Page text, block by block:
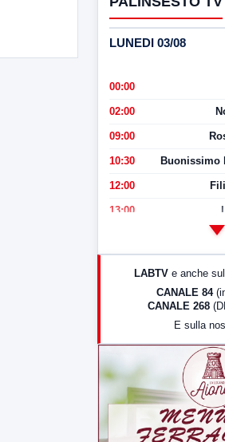
LUNEDI 03/08
00:00
02:00
09:00
10:30 Buonissimo
12:00
13:00
LABTV e anche
CANALE 84
CANALE 268
E sulla